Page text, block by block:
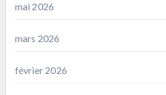
mai 2026
mars 2026
février 2026